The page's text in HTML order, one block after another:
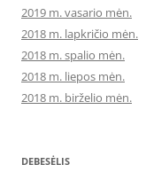
2019 m. vasario mėn.
2018 m. lapkričio mėn.
2018 m. spalio mėn.
2018 m. liepos mėn.
2018 m. birželio mėn.
DEBESĖLIS